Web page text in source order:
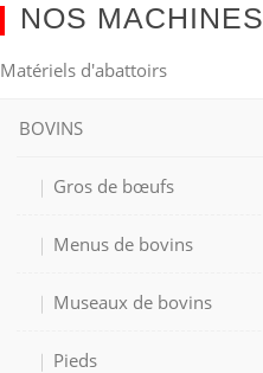
NOS MACHINES
Matériels d'abattoirs
BOVINS
Gros de bœufs
Menus de bovins
Museaux de bovins
Pieds